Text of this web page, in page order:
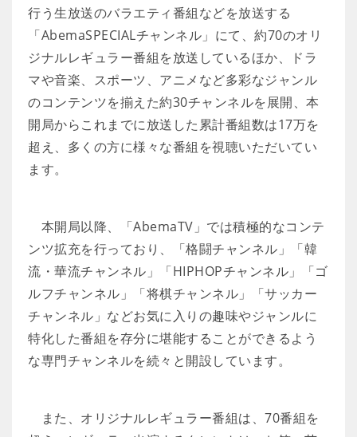
行う生放送のバラエティ番組などを放送する
「AbemaSPECIALチャンネル」にて、約70のオリ
ジナルレギュラー番組を放送しているほか、ドラ
マや音楽、スポーツ、アニメなど多彩なジャンル
のコンテンツを揃えた約30チャンネルを展開、本
開局からこれまでに放送した累計番組数は17万を
超え、多くの方に様々な番組を視聴いただいてい
ます。
本開局以降、「AbemaTV」では積極的なコンテ
ンツ拡充を行っており、「格闘チャンネル」「韓
流・華流チャンネル」「HIPHOPチャンネル」「ゴ
ルフチャンネル」「将棋チャンネル」「サッカー
チャンネル」などお気に入りの趣味やジャンルに
特化した番組を存分に堪能することができるよう
な専門チャンネルを続々と開設しています。
また、オリジナルレギュラー番組は、70番組を